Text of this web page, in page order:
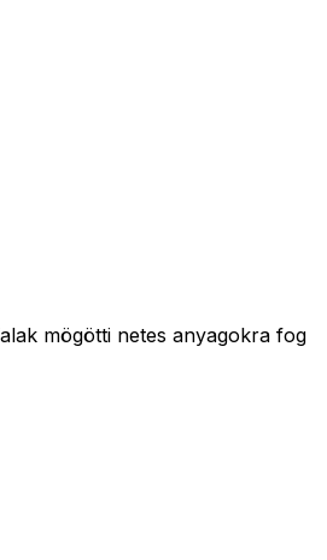
mögötti netes anyagokra fog